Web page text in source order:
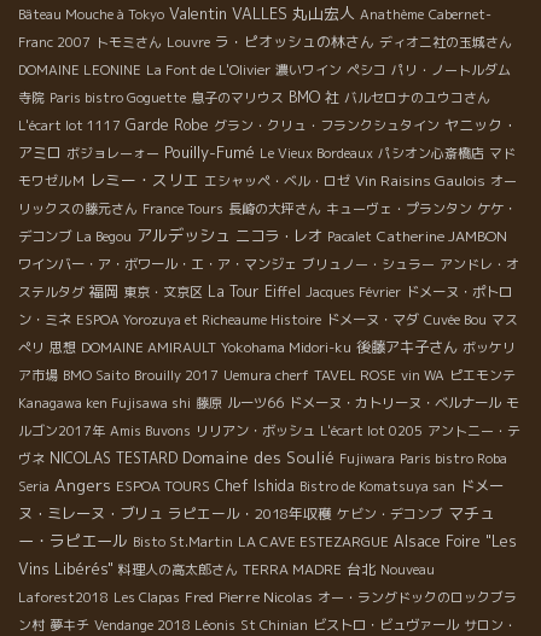
Bâteau Mouche à Tokyo Valentin VALLES 丸山宏人 Anathème Cabernet-
Franc 2007 トモミさん Louvre ラ・ピオッシュの林さん ディオニ社の玉城さん
DOMAINE LEONINE La Font de L'Olivier 濃いワイン ペシコ パリ・ノートルダム
寺院 Paris bistro Goguette 息子のマリウス BMO 社 バルセロナのユウコさん
L'écart lot 1117 Garde Robe グラン・クリュ・フランクシュタイン ヤニック・
アミロ ボジョレーォー Pouilly-Fumé Le Vieux Bordeaux パシオン心斎橋店 マド
モワゼルＭ レミー・スリエ エシャッペ・ベル・ロゼ Vin Raisins Gaulois オー
リックスの藤元さん France Tours 長崎の大坪さん キューヴェ・プランタン ケケ・
デコンブ La Begou アルデッシュ ニコラ・レオ Pacalet Catherine JAMBON
ワインバー・ア・ボワール・エ・ア・マンジェ ブリュノー・シュラー アンドレ・オ
ステルタグ 福岡 東京・文京区 La Tour Eiffel Jacques Février ドメーヌ・ポトロ
ン・ミネ ESPOA Yorozuya et Richeaume Histoire ドメーヌ・マダ Cuvée Bou マス
ぺリ 思想 DOMAINE AMIRAULT Yokohama Midori-ku 後藤アキ子さん ボッケリ
ア市場 BMO Saito Brouilly 2017 Uemura cherf TAVEL ROSE vin WA ピエモンテ
Kanagawa ken Fujisawa shi 藤原 ルーツ66 ドメーヌ・カトリーヌ・ベルナール モ
ルゴン2017年 Amis Buvons リリアン・ボッシュ L'écart lot 0205 アントニー・テ
ヴネ NICOLAS TESTARD Domaine des Soulié Fujiwara Paris bistro Roba
Seria Angers ESPOA TOURS Chef Ishida Bistro de Komatsuya san ドメー
ヌ・ミレーヌ・ブリュ ラピエール・2018年収穫 ケビン・デコンブ マチュ
ー・ラピエール Bisto St.Martin LA CAVE ESTEZARGUE Alsace Foire "Les
Vins Libérés" 料理人の高太郎さん TERRA MADRE 台北 Nouveau
Laforest2018 Les Clapas Fred Pierre Nicolas オー・ラングドックのロックブラ
ン村 夢キチ Vendange 2018 Léonis St Chinian ビストロ・ビュヴァール サロン・